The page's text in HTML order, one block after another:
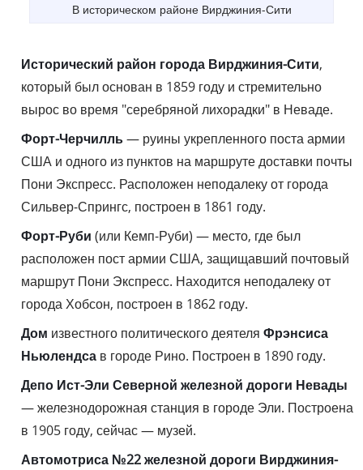
В историческом районе Вирджиния-Сити
Исторический район города Вирджиния-Сити,
который был основан в 1859 году и стремительно
вырос во время "серебряной лихорадки" в Неваде.
Форт-Черчилль— руины укрепленного поста армии
США и одного из пунктов на маршруте доставки почты
Пони Экспресс. Расположен неподалеку от города
Сильвер-Спрингс, построен в 1861 году.
Форт-Руби (или Кемп-Руби) — место, где был
расположен пост армии США, защищавший почтовый
маршрут Пони Экспресс. Находится неподалеку от
города Хобсон, построен в 1862 году.
Дом известного политического деятеля Фрэнсиса
Ньюлендса в городе Рино. Построен в 1890 году.
Депо Ист-Эли Северной железной дороги Невады
— железнодорожная станция в городе Эли. Построена
в 1905 году, сейчас — музей.
Автомотриса №22 железной дороги Вирджиния-